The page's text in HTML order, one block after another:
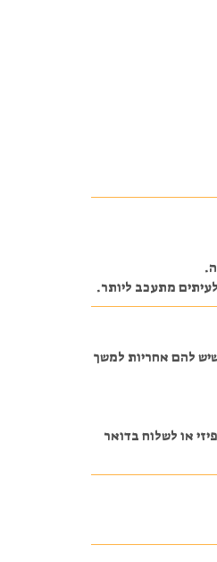
להם אחריות למשך
או פיזי או לשלוח בדואר